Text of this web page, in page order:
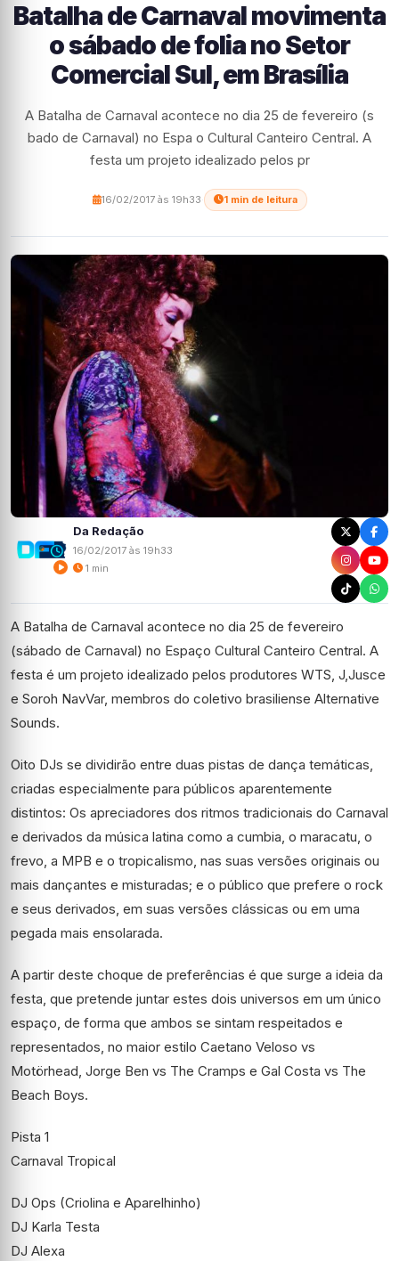
Batalha de Carnaval movimenta
o sábado de folia no Setor
Comercial Sul, em Brasília
A Batalha de Carnaval acontece no dia 25 de fevereiro (s
bado de Carnaval) no Espa o Cultural Canteiro Central. A
festa um projeto idealizado pelos pr
16/02/2017 às 19h33 1 min de leitura
Da Redação
16/02/2017 às 19h33
1 min
A Batalha de Carnaval acontece no dia 25 de fevereiro
(sábado de Carnaval) no Espaço Cultural Canteiro Central. A
festa é um projeto idealizado pelos produtores WTS, J,Jusce
e Soroh NavVar, membros do coletivo brasiliense Alternative
Sounds.
Oito DJs se dividirão entre duas pistas de dança temáticas,
criadas especialmente para públicos aparentemente
distintos: Os apreciadores dos ritmos tradicionais do Carnaval
e derivados da música latina como a cumbia, o maracatu, o
frevo, a MPB e o tropicalismo, nas suas versões originais ou
mais dançantes e misturadas; e o público que prefere o rock
e seus derivados, em suas versões clássicas ou em uma
pegada mais ensolarada.
A partir deste choque de preferências é que surge a ideia da
festa, que pretende juntar estes dois universos em um único
espaço, de forma que ambos se sintam respeitados e
representados, no maior estilo Caetano Veloso vs
Motörhead, Jorge Ben vs The Cramps e Gal Costa vs The
Beach Boys.
Pista 1
Carnaval Tropical
DJ Ops (Criolina e Aparelhinho)
DJ Karla Testa
DJ Alexa